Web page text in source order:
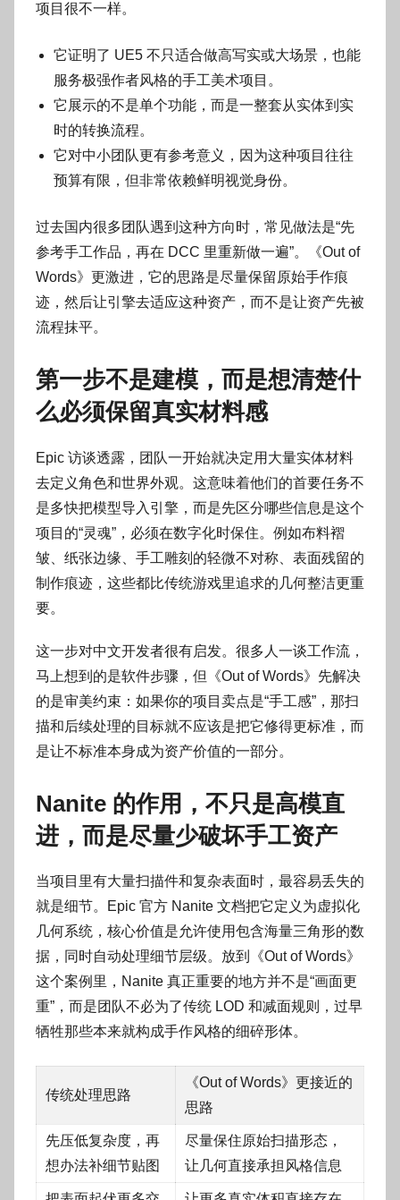
项目很不一样。
它证明了 UE5 不只适合做高写实或大场景，也能
服务极强作者风格的手工美术项目。
它展示的不是单个功能，而是一整套从实体到实
时的转换流程。
它对中小团队更有参考意义，因为这种项目往往
预算有限，但非常依赖鲜明视觉身份。
过去国内很多团队遇到这种方向时，常见做法是“先
参考手工作品，再在 DCC 里重新做一遍”。《Out of
Words》更激进，它的思路是尽量保留原始手作痕
迹，然后让引擎去适应这种资产，而不是让资产先被
流程抹平。
第一步不是建模，而是想清楚什
么必须保留真实材料感
Epic 访谈透露，团队一开始就决定用大量实体材料
去定义角色和世界外观。这意味着他们的首要任务不
是多快把模型导入引擎，而是先区分哪些信息是这个
项目的“灵魂”，必须在数字化时保住。例如布料褶
皱、纸张边缘、手工雕刻的轻微不对称、表面残留的
制作痕迹，这些都比传统游戏里追求的几何整洁更重
要。
这一步对中文开发者很有启发。很多人一谈工作流，
马上想到的是软件步骤，但《Out of Words》先解决
的是审美约束：如果你的项目卖点是“手工感”，那扫
描和后续处理的目标就不应该是把它修得更标准，而
是让不标准本身成为资产价值的一部分。
Nanite 的作用，不只是高模直
进，而是尽量少破坏手工资产
当项目里有大量扫描件和复杂表面时，最容易丢失的
就是细节。Epic 官方 Nanite 文档把它定义为虚拟化
几何系统，核心价值是允许使用包含海量三角形的数
据，同时自动处理细节层级。放到《Out of Words》
这个案例里，Nanite 真正重要的地方并不是“画面更
重”，而是团队不必为了传统 LOD 和减面规则，过早
牺牲那些本来就构成手作风格的细碎形体。
传统处理思路
《Out of Words》更接近的
思路
先压低复杂度，再
想办法补细节贴图
尽量保住原始扫描形态，
让几何直接承担风格信息